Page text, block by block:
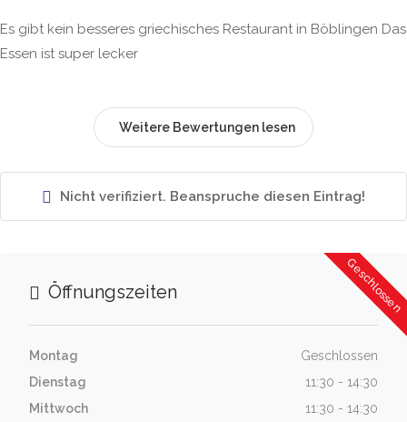
Es gibt kein besseres griechisches Restaurant in Böblingen Das
Essen ist super lecker
Weitere Bewertungen lesen
Nicht verifiziert. Beanspruche diesen Eintrag!
Geschlossen
Öffnungszeiten
Montag
Geschlossen
Dienstag
11:30 - 14:30
Mittwoch
11:30 - 14:30